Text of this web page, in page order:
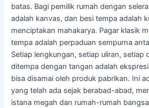
batas. Bagi pemilik rumah dengan
adalah kanvas, dan besi tempa adalah
menciptakan mahakarya. Pagar klasik
tempa adalah perpaduan sempurna
Setiap lengkungan, setiap uliran, setiap
ditempa dengan tangan adalah
bisa disamai oleh produk pabrikan. Ini
yang telah ada sejak berabad-abad,
istana megah dan rumah-rumah